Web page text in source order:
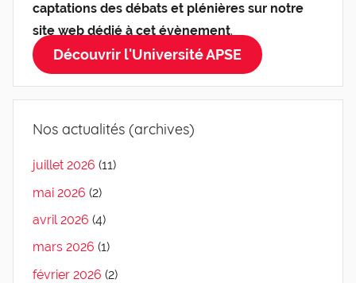
captations des débats et plénières sur notre
site web dédié à cet évènement.
Découvrir l'Université APSE
Nos actualités (archives)
juillet 2026 (11)
mai 2026 (2)
avril 2026 (4)
mars 2026 (1)
février 2026 (2)